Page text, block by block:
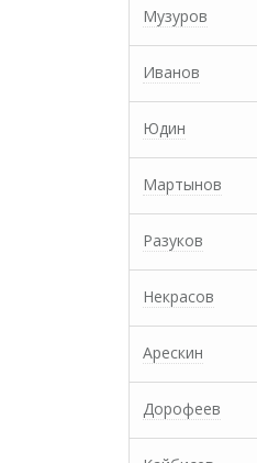
Музуров
Иванов
Юдин
Мартынов
Разуков
Некрасов
Арескин
Дорофеев